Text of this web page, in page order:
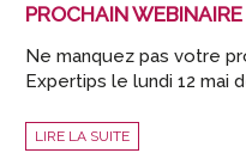
PROCHAIN
Ne manquez pas votre
Expertips le lundi 12 mai
PROCHAIN
WEBINAIRE
LIRE LA SUITE